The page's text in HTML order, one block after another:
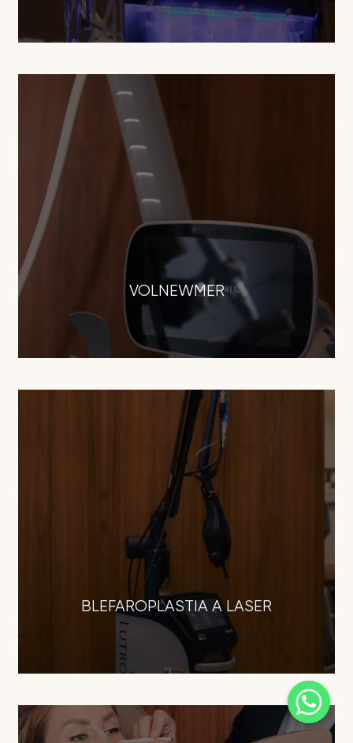
VOLNEWMER
BLEFAROPLASTIA A LASER